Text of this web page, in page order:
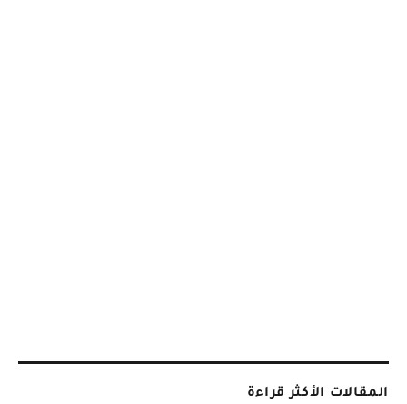
المقالات الأكثر قراءة